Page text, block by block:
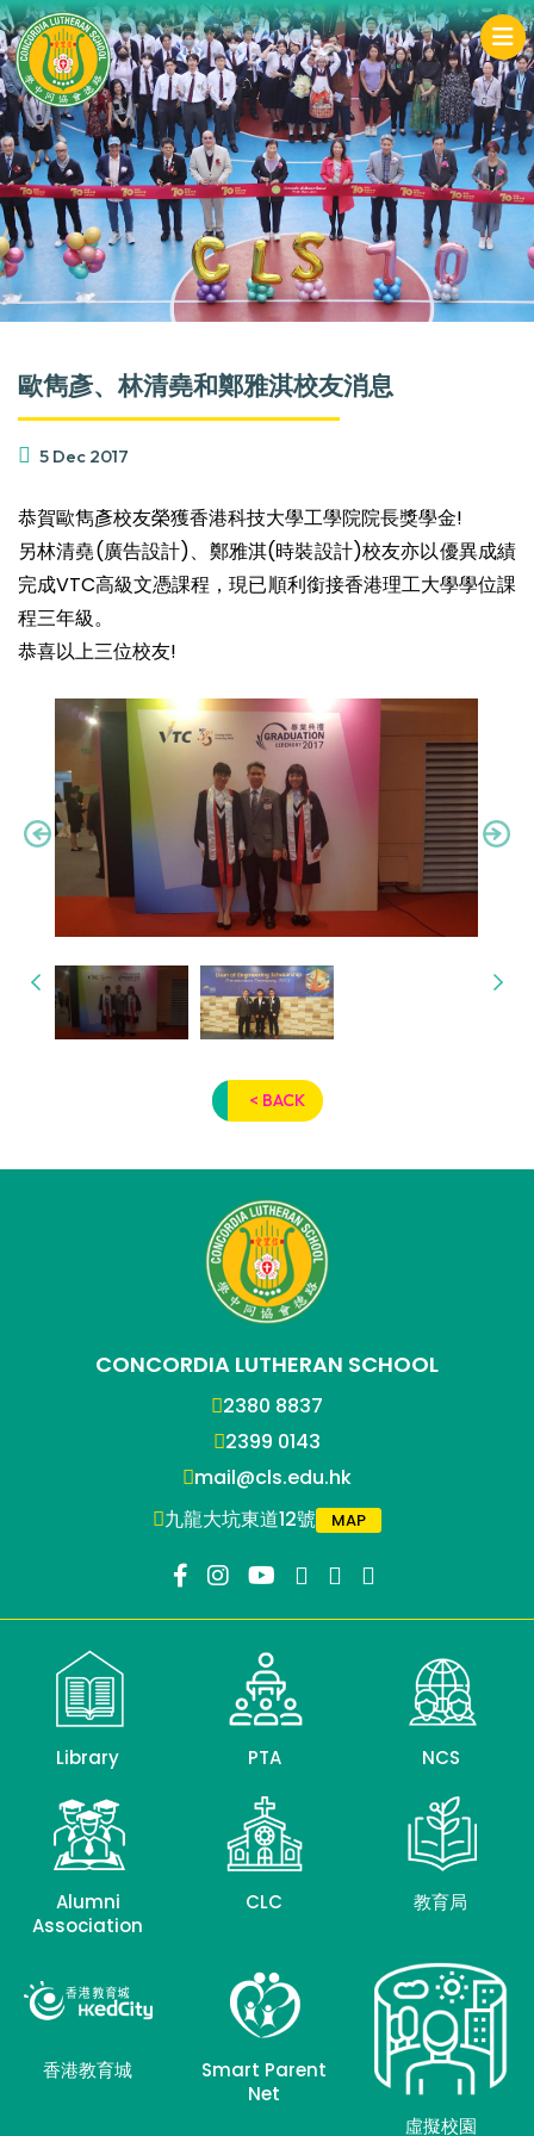
歐雋彥、林清堯和鄭雅淇校友消息
5 Dec 2017
恭賀歐雋彥校友榮獲香港科技大學工學院院長獎學金!
另林清堯(廣告設計)、鄭雅淇(時裝設計)校友亦以優異成績
完成VTC高級文憑課程，現已順利銜接香港理工大學學位課
程三年級。
恭喜以上三位校友!
< BACK
CONCORDIA LUTHERAN SCHOOL
2380 8837
2399 0143
mail@cls.edu.hk
九龍大坑東道12號
MAP
Library PTA NCS
Alumni
Association
CLC 教育局
香港教育城
Smart Parent
Net
虛擬校園